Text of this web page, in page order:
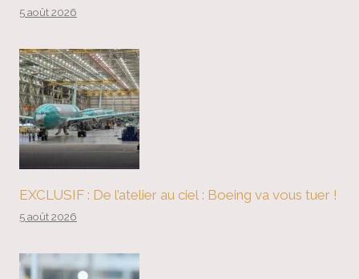
5 août 2026
EXCLUSIF : De l’atelier au ciel : Boeing va vous tuer !
5 août 2026